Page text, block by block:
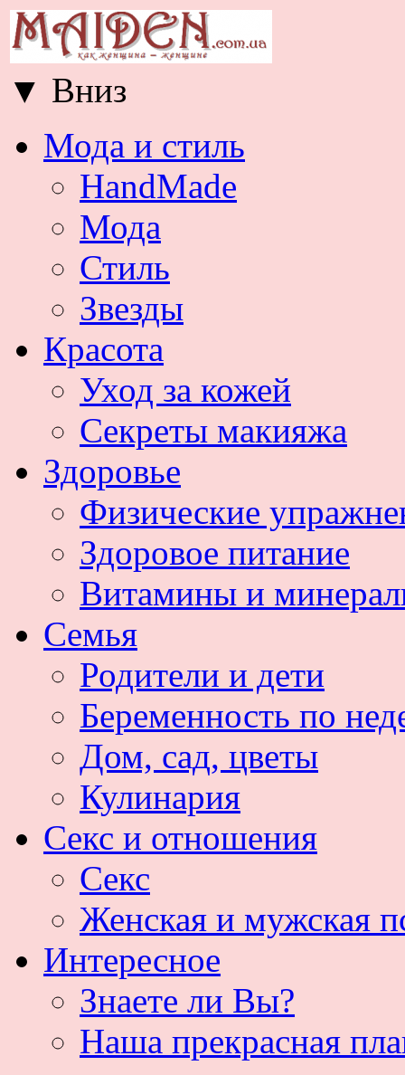
▼ Вниз
Мода и стиль
HandMade
Мода
Стиль
Звезды
Красота
Уход за кожей
Секреты макияжа
Здоровье
Физические
Здоровое питание
Витамины и
Семья
Родители и дети
Беременность по
Дом, сад, цветы
Кулинария
Секс и отношения
Секс
Женская и мужская
Интересное
Знаете ли Вы?
Наша прекрасная